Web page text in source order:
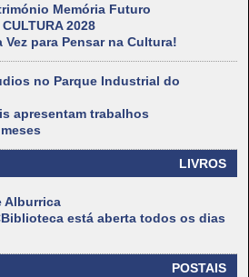
Memória Futuro
2028
Vez para Pensar na Cultura!
no Parque Industrial do
apresentam trabalhos
LIVROS
Alburrica
está aberta todos os dias
POSTAIS